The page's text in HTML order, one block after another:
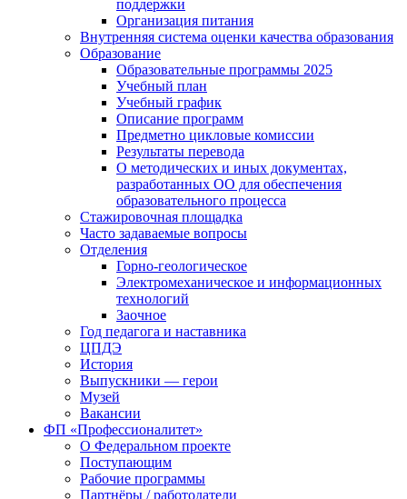
поддержки
Организация питания
Внутренняя система оценки качества образования
Образование
Образовательные программы 2025
Учебный план
Учебный график
Описание программ
Предметно цикловые комиссии
Результаты перевода
О методических и иных документах,
разработанных ОО для обеспечения
образовательного процесса
Стажировочная площадка
Часто задаваемые вопросы
Отделения
Горно-геологическое
Электромеханическое и информационных
технологий
Заочное
Год педагога и наставника
ЦПДЭ
История
Выпускники — герои
Музей
Вакансии
ФП «Профессионалитет»
О Федеральном проекте
Поступающим
Рабочие программы
Партнёры / работодатели